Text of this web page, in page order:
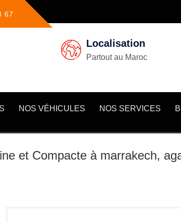
67
Localisation
Partout au Maroc
NOS VÉHICULES NOS SERVICES
et Compacte à marrakech,